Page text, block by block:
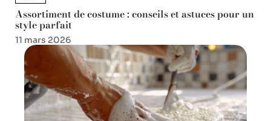
Assortiment de costume : conseils et astuces pour un
style parfait
11 mars 2026